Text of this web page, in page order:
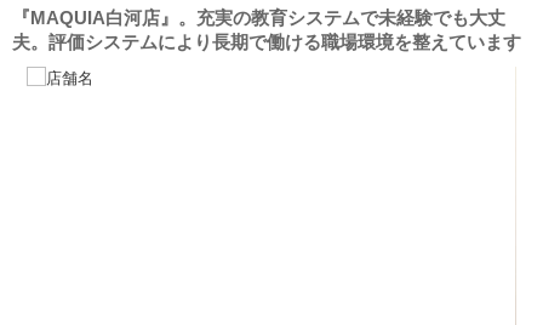
『MAQUIA白河店』。充実の教育システムで未経験でも大丈
夫。評価システムにより長期で働ける職場環境を整えています